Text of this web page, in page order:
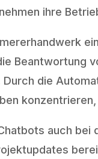
ihre
Beantwortung
die
auch